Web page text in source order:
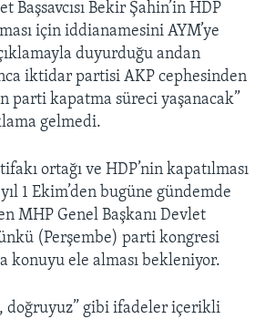
Başsavcısı Bekir Şahin’in HDP
için iddianamesini AYM’ye
duyurduğu andan
iktidar partisi AKP cephesinden
parti kapatma süreci yaşanacak”
gelmedi.
ortağı ve HDP’nin kapatılması
1 Ekim’den bugüne gündemde
MHP Genel Başkanı Devlet
(Perşembe) parti kongresi
konuyu ele alması bekleniyor.
doğruyuz” gibi ifadeler içerikli